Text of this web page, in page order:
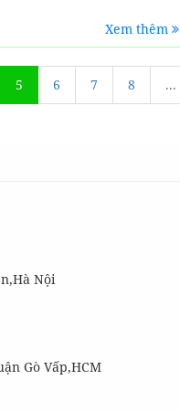
Xem thêm
5 6 7 8 ...
Nội
Gò Vấp,HCM